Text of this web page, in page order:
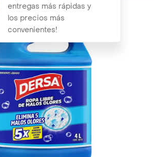
entregas más rápidas y
los precios más
convenientes!